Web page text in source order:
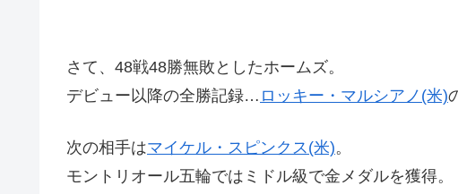
さて、48戦48勝無敗としたホームズ。
デビュー以降の全勝記録… ロッキー・マルシアノ(米)
次の相手はマイケル・スピンクス(米)。
モントリオール五輪ではミドル級で金メダルを獲得。